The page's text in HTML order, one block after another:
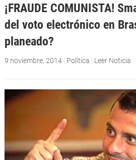
¡FRAUDE COMUNISTA!
del voto electrónico en
planeado?
9 noviembre, 2014| Política | Leer Noticia